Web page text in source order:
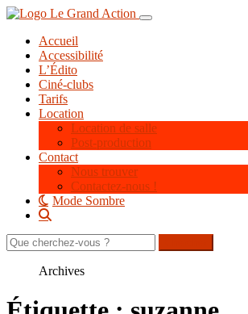
Aller
contenu
principal
Toggle navigation
Accueil
Accessibilité
L’Édito
Ciné-clubs
Tarifs
Location
Location de salle
Post-production
Contact
Nous trouver
Contactez-nous !
Mode Sombre
Rechercher
sur
Archives